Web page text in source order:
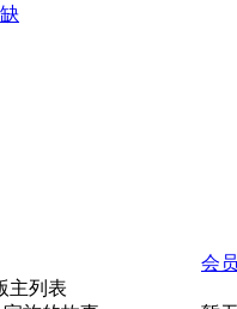
主列表
会